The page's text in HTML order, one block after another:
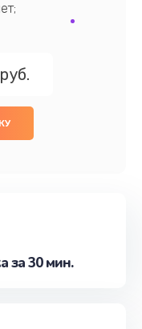
за 30 мин.